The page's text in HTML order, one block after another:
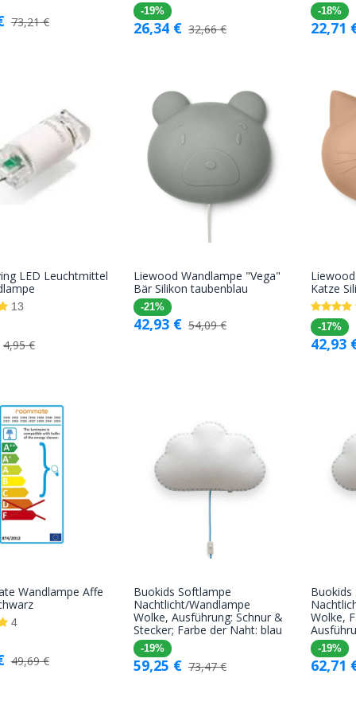
73,21€
-19%
26,34€ 32,66€
-18%
22,71
In den
Warenkorb
LED Leuchtmittel
13
4,95€
In den
Liewood Wandlampe "Vega"
Bär Silikon taubenblau
-21%
42,93€ 54,09€
Katze
-17%
42,93
In den
Warenkorb
Wandlampe Affe
4
49,69€
In den
Warenkorb
Buokids Softlampe
Nachtlicht/Wandlampe
Wolke, Ausführung: Schnur &
Stecker; Farbe der Naht: blau
-19%
59,25 € 73,47€
Wolke,
-19%
62,71